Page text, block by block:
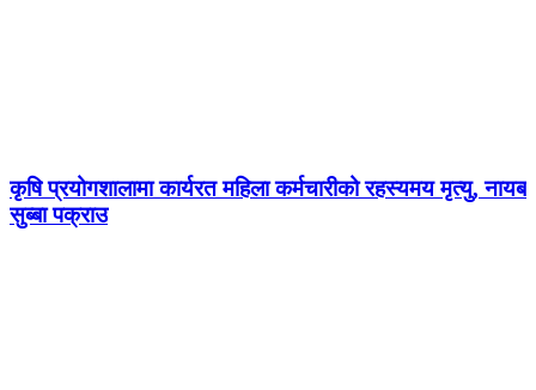
कृषि प्रयोगशालामा कार्यरत महिला कर्मचारीको रहस्यमय मृत्यु, नायब
सुब्बा पक्राउ